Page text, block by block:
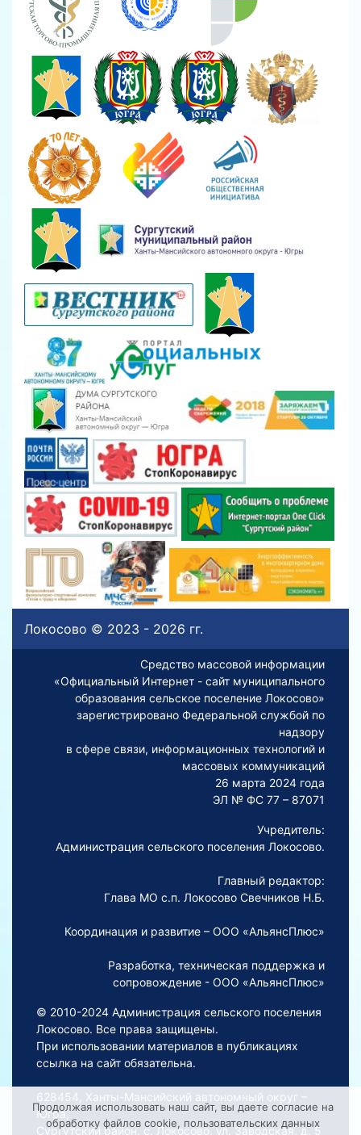
Локосово © 2023 - 2026 гг.
Средство массовой информации
«Официальный Интернет - сайт муниципального
образования сельское поселение Локосово»
зарегистрировано Федеральной службой по
надзору
в сфере связи, информационных технологий и
массовых коммуникаций
26 марта 2024 года
ЭЛ № ФС 77 – 87071
Учредитель:
Администрация сельского поселения Локосово.
Главный редактор:
Глава МО с.п. Локосово Свечников Н.Б.
Координация и развитие – ООО «АльянсПлюс»
Разработка, техническая поддержка и
сопровождение - ООО «АльянсПлюс»
© 2010-2024 Администрация сельского поселения
Локосово. Все права защищены.
При использовании материалов в публикациях
ссылка на сайт обязательна.
628454, Ханты-Мансийский автономный округ –
Югра,
Сургутский район, с. Локосово, ул. Заводская, д. 5
Продолжая использовать наш сайт, вы даете согласие на
обработку файлов cookie, пользовательских данных